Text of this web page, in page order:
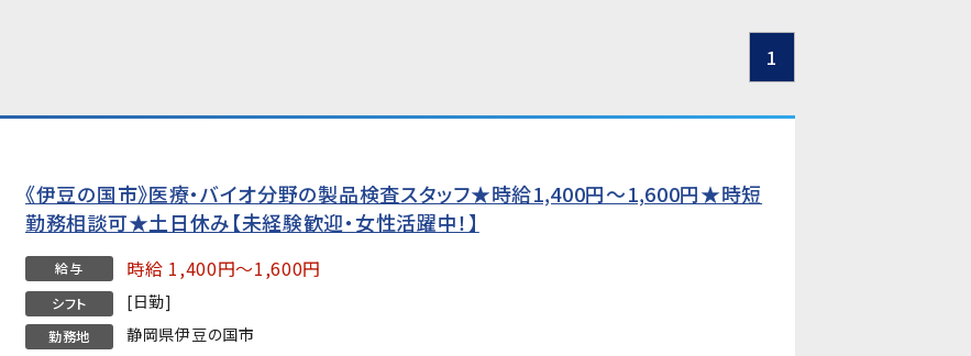
1
《伊豆の国市》医療・バイオ分野の製品検査スタッフ★時給1,400円〜1,600円★時短
勤務相談可★土日休み【未経験歓迎・女性活躍中！】
給与 時給 1,400円～1,600円
シフト [日勤]
勤務地 静岡県伊豆の国市